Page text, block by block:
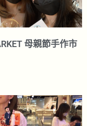
母親節手作市